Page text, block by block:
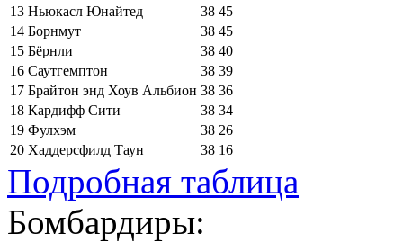
13 Ньюкасл Юнайтед 38 45
14 Борнмут 38 45
15 Бёрнли 38 40
16 Саутгемптон 38 39
17 Брайтон энд Хоув Альбион 38 36
18 Кардифф Сити 38 34
19 Фулхэм 38 26
20 Хаддерсфилд Таун 38 16
Подробная таблица
Бомбардиры: